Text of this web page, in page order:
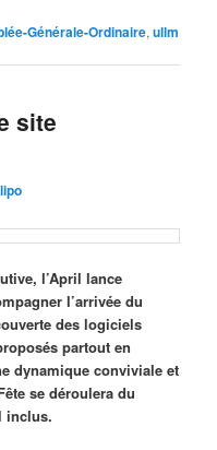
Générale-Ordinaire,ullm
site
l’April lance
l’arrivée du
des logiciels
partout en
dynamique conviviale et
se déroulera du
inclus.